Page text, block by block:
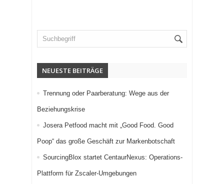
NEUESTE BEITRÄGE
Trennung oder Paarberatung: Wege aus der
Beziehungskrise
Josera Petfood macht mit „Good Food. Good
Poop“ das große Geschäft zur Markenbotschaft
SourcingBlox startet CentaurNexus: Operations-
Plattform für Zscaler-Umgebungen